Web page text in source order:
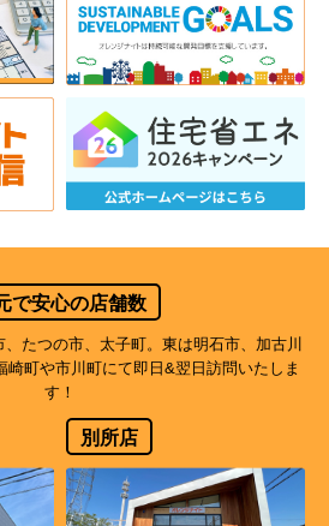
で安心の店舗数
たつの市、太子町。東は明石市、加古川
崎町や市川町にて即日&翌日訪問いたしま
す！
別所店